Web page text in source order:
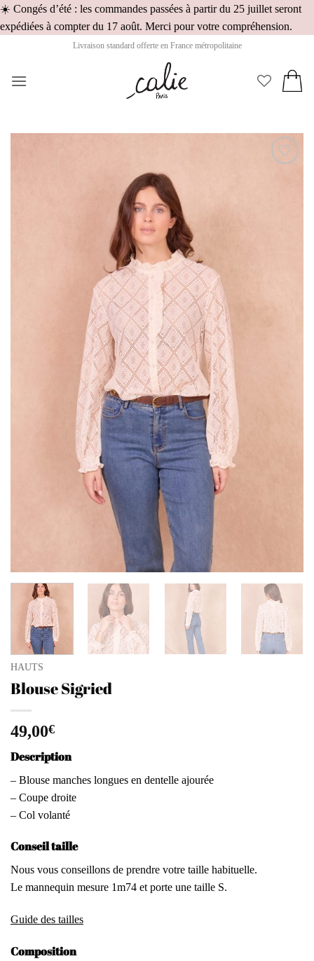
☀️ Congés d’été : les commandes passées à partir du 25 juillet seront
expédiées à compter du 17 août. Merci pour votre compréhension.
Livraison standard offerte en France métropolitaine
HAUTS
Blouse Sigried
49,00€
Description
– Blouse manches longues en dentelle ajourée
– Coupe droite
– Col volanté
Conseil taille
Nous vous conseillons de prendre votre taille habituelle.
Le mannequin mesure 1m74 et porte une taille S.
Guide des tailles
Composition